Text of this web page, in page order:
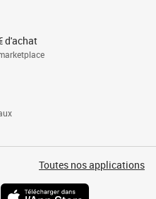
d'achat
Toutes nos applications